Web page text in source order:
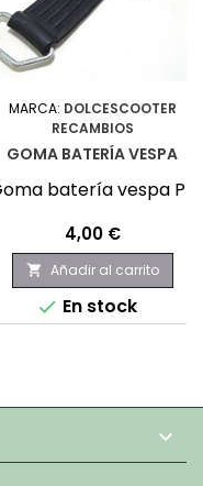
MARCA: DOLCESCOOTER
RECAMBIOS
GOMA BATERÍA VESPA
batería vespa PX
Precio
4,00 €
 Añadir al carrito
 En stock
